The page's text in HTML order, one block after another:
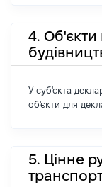
4.
У суб'єкта
об'єкти для
5. Цінне